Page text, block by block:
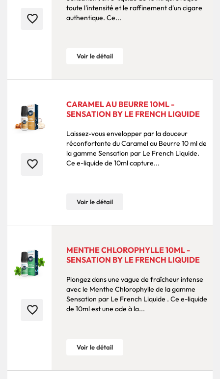
favorite_border
toute l'intensité et le raffinement d'un cigare
authentique. Ce...
Voir le détail
favorite_border
CARAMEL AU BEURRE 10ML -
SENSATION BY LE FRENCH LIQUIDE
Laissez-vous envelopper par la douceur
réconfortante du Caramel au Beurre 10 ml de
la gamme Sensation par Le French Liquide.
Ce e-liquide de 10ml capture...
Voir le détail
favorite_border
MENTHE CHLOROPHYLLE 10ML -
SENSATION BY LE FRENCH LIQUIDE
Plongez dans une vague de fraîcheur intense
avec le Menthe Chlorophylle de la gamme
Sensation par Le French Liquide . Ce e-liquide
de 10ml est une ode à la...
Voir le détail